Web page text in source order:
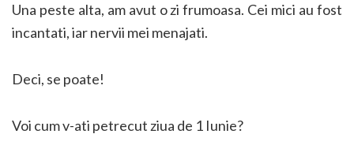
Una peste alta, am avut o zi frumoasa. Cei mici au fost
incantati, iar nervii mei menajati.
Deci, se poate!
Voi cum v-ati petrecut ziua de 1 Iunie?